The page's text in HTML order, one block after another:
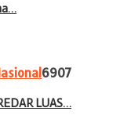
6907
LUAS…